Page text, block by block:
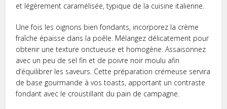
et légèrement caramélisée, typique de la cuisine italienne.
Une fois les oignons bien fondants, incorporez la crème
fraîche épaisse dans la poêle. Mélangez délicatement pour
obtenir une texture onctueuse et homogène. Assaisonnez
avec un peu de sel fin et de poivre noir moulu afin
d’équilibrer les saveurs. Cette préparation crémeuse servira
de base gourmande à vos toasts, apportant un contraste
fondant avec le croustillant du pain de campagne.